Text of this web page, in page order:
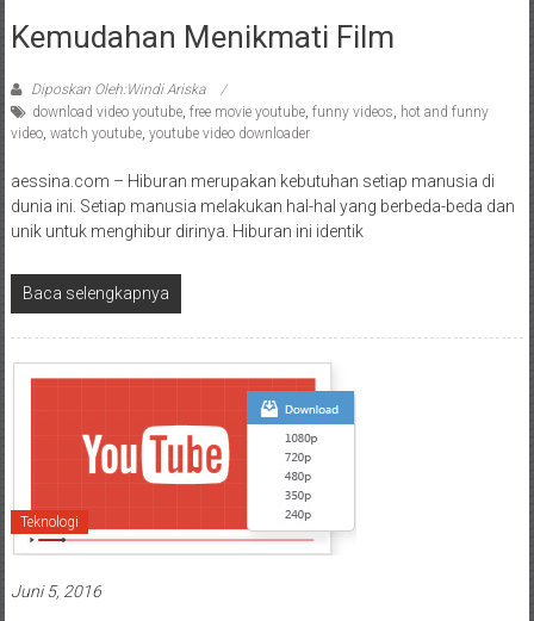
Kemudahan Menikmati Film
Diposkan Oleh:Windi Ariska
download video youtube, free movie youtube, funny videos, hot and funny
video, watch youtube, youtube video downloader
aessina.com – Hiburan merupakan kebutuhan setiap manusia di
dunia ini. Setiap manusia melakukan hal-hal yang berbeda-beda dan
unik untuk menghibur dirinya. Hiburan ini identik
Baca selengkapnya
Teknologi
Juni 5, 2016